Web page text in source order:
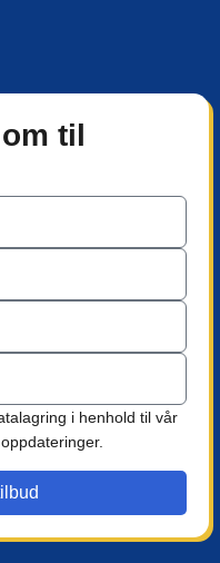
til
i henhold til vår